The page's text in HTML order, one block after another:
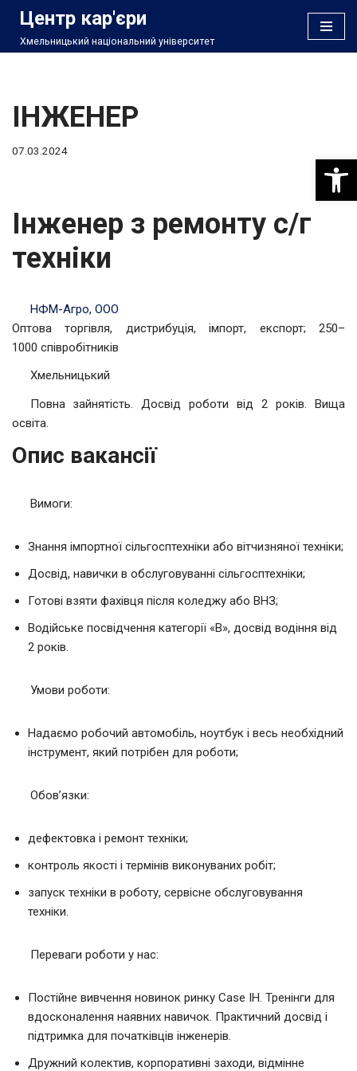
Перейти
Центр кар'єри
Хмельницький національний університет
ІНЖЕНЕР
07.03.2024
Інженер з ремонту с/г
техніки
НФМ-Агро, ООО
Оптова торгівля, дистрибуція, імпорт, експорт; 250–
1000 співробітників
Хмельницький
Повна зайнятість. Досвід роботи від 2 років. Вища
освіта.
Опис вакансії
Вимоги:
Знання імпортної сільгосптехніки або вітчизняної техніки;
Досвід, навички в обслуговуванні сільгосптехніки;
Готові взяти фахівця після коледжу або ВНЗ;
Водійське посвідчення категорії «В», досвід водіння від
2 років.
Умови роботи:
Надаємо робочий автомобіль, ноутбук і весь необхідний
інструмент, який потрібен для роботи;
Обов’язки:
дефектовка і ремонт техніки;
контроль якості і термінів виконуваних робіт;
запуск техніки в роботу, сервісне обслуговування
техніки.
Переваги роботи у нас:
Постійне вивчення новинок ринку Case IH. Тренінги для
вдосконалення наявних навичок. Практичний досвід і
підтримка для початківців інженерів.
Дружний колектив, корпоративні заходи, відмінне